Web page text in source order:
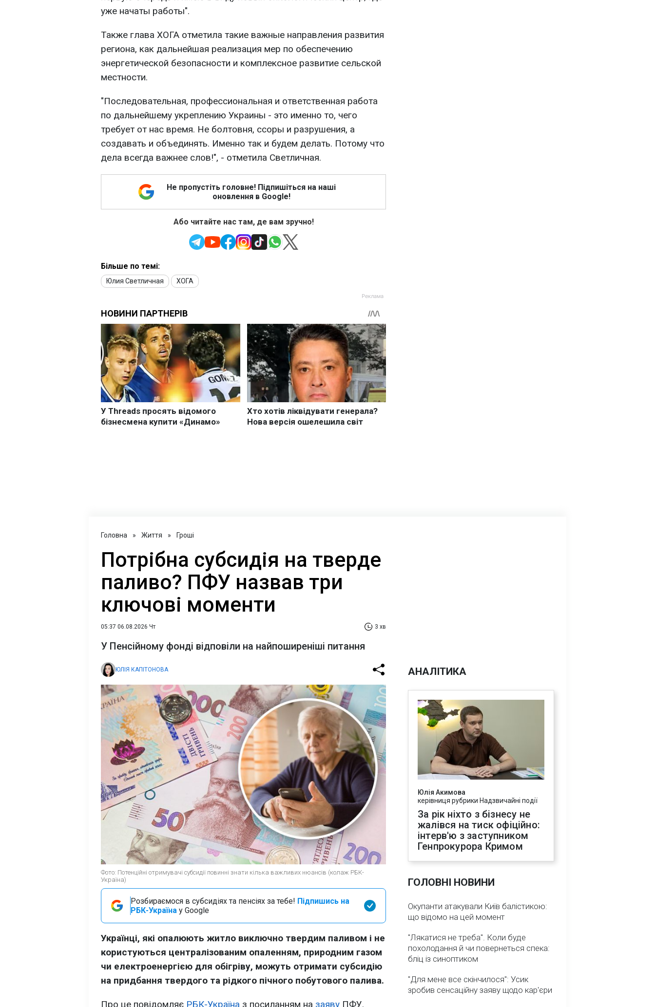
уже начаты работы".
Также глава ХОГА отметила такие важные направления развития
региона, как дальнейшая реализация мер по обеспечению
энергетической безопасности и комплексное развитие сельской
местности.
"Последовательная, профессиональная и ответственная работа
по дальнейшему укреплению Украины - это именно то, чего
требует от нас время. Не болтовня, ссоры и разрушения, а
создавать и объединять. Именно так и будем делать. Потому что
дела всегда важнее слов!", - отметила Светличная.
Не пропустіть головне! Підпишіться на наші
оновлення в Google!
Або читайте нас там, де вам зручно!
Більше по темі:
Юлия Светличная ХОГА
Головна » Життя » Гроші
Потрібна субсидія на тверде
паливо? ПФУ назвав три
ключові моменти
05:37 06.08.2026 Чт 3 хв
У Пенсійному фонді відповіли на найпоширеніші питання
ЮЛІЯ КАПІТОНОВА
Фото: Потенційні отримувачі субсидії повинні знати кілька важливих нюансів (колаж РБК-
Україна)
Розбираємося в субсидіях та пенсіях за тебе! Підпишись на
РБК-Україна у Google
Українці, які опалюють житло виключно твердим паливом і не
користуються централізованим опаленням, природним газом
чи електроенергією для обігріву, можуть отримати субсидію
на придбання твердого та рідкого пічного побутового палива.
Про це повідомляє РБК-Україна з посиланням на заяву ПФУ.
АНАЛІТИКА
Юлія Акимова
керівниця рубрики Надзвичайні події
За рік ніхто з бізнесу не
жалівся на тиск офіційно:
інтерв'ю з заступником
Генпрокурора Кримом
ГОЛОВНІ НОВИНИ
Окупанти атакували Київ балістикою:
що відомо на цей момент
"Лякатися не треба". Коли буде
похолодання й чи повернеться спека:
бліц із синоптиком
"Для мене все скінчилося": Усик
зробив сенсаційну заяву щодо кар'єри